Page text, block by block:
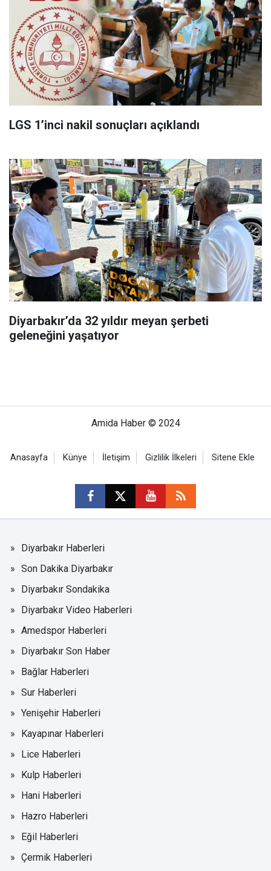
LGS 1’inci nakil sonuçları açıklandı
Diyarbakır’da 32 yıldır meyan şerbeti
geleneğini yaşatıyor
Amida Haber © 2024
Anasayfa Künye İletişim Gizlilik İlkeleri Sitene Ekle
Diyarbakır Haberleri
Son Dakika Diyarbakır
Diyarbakır Sondakika
Diyarbakır Video Haberleri
Amedspor Haberleri
Diyarbakır Son Haber
Bağlar Haberleri
Sur Haberleri
Yenişehir Haberleri
Kayapınar Haberleri
Lice Haberleri
Kulp Haberleri
Hani Haberleri
Hazro Haberleri
Eğil Haberleri
Çermik Haberleri